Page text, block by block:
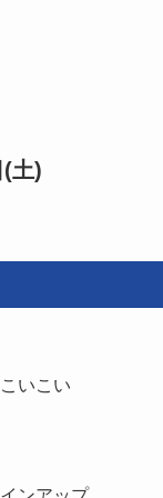
土)
いこい